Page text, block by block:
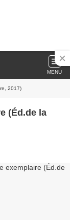
MENU
2017)
(Éd.de la